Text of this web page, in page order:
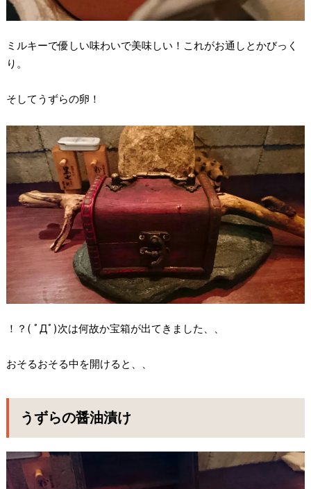
ミルキーで優しい味わいで美味しい！これがお通しとかびっく
り。
そしてうずらの卵！
！？( ﾟДﾟ)次は何故か宝箱が出てきました、、
おそるおそる中を開けると、、
うずらの醤油漬け